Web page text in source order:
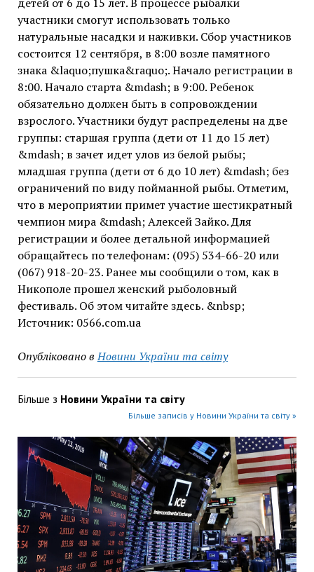
участники смогут использовать только
натуральные насадки и наживки. Сбор участников
состоится 12 сентября, в 8:00 возле памятного
знака &laquo;пушка&raquo;. Начало регистрации в
8:00. Начало старта &mdash; в 9:00. Ребенок
обязательно должен быть в сопровождении
взрослого. Участники будут распределены на две
группы: старшая группа (дети от 11 до 15 лет)
&mdash; в зачет идет улов из белой рыбы;
младшая группа (дети от 6 до 10 лет) &mdash; без
ограничений по виду пойманной рыбы. Отметим,
что в мероприятии примет участие шестикратный
чемпион мира &mdash; Алексей Зайко. Для
регистрации и более детальной информацией
обращайтесь по телефонам: (095) 534-66-20 или
(067) 918-20-23. Ранее мы сообщили о том, как в
Никополе прошел женский рыболовный
фестиваль. Об этом читайте здесь. &nbsp;
Источник: 0566.com.ua
Опубліковано в Новини України та світу
Більше з Новини України та світу
Більше записів у Новини України та світу »